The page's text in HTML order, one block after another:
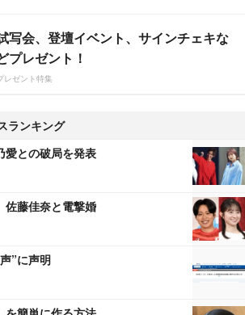
写会、登壇イベント、サインチェキな
プレゼント！
レゼント特集
ランキング
愛との破局を発表
佐藤佳奈と電撃婚
”に声明